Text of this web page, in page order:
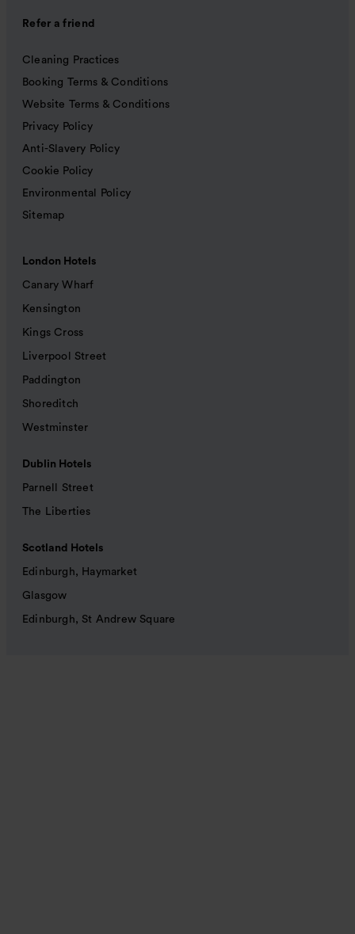
Refer a friend
Cleaning Practices
Booking Terms & Conditions
Website Terms & Conditions
Privacy Policy
Anti-Slavery Policy
Cookie Policy
Environmental Policy
Sitemap
London Hotels
Canary Wharf
Kensington
Kings Cross
Liverpool Street
Paddington
Shoreditch
Westminster
Dublin Hotels
Parnell Street
The Liberties
Scotland Hotels
Edinburgh, Haymarket
Glasgow
Edinburgh, St Andrew Square